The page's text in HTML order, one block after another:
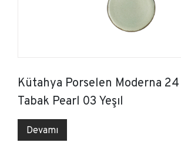
Kütahya Porselen Moderna 24
Tabak Pearl 03 Yeşıl
Devamı